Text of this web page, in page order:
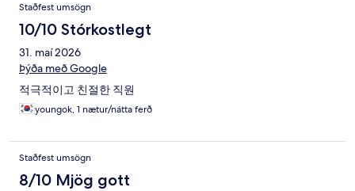
Staðfest umsögn
10/10 Stórkostlegt
31. maí 2026
Þýða með Google
적극적이고 친절한 직원
youngok, 1 nætur/nátta ferð
Staðfest umsögn
8/10 Mjög gott